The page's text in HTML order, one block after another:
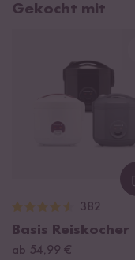
Gekocht mit
382
Basis Reiskocher
ab 54,99 €